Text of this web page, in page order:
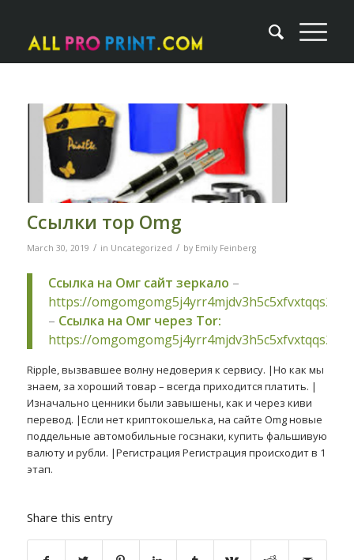
Ссылки тор Omg
March 30, 2019 / in Uncategorized / by Emily Feinberg
Ссылка на Омг сайт зеркало –
https://
– Ссылка на Омг через Tor:
https://
Ripple, вызвавшее волну недоверия к сервису. |Но как мы
знаем, за хороший товар – всегда приходится платить. |
Изначально ценники были завышены, как и через киви
перевод. |Если нет криптокошелька, на сайте Omg новые
поддельные автомобильные госзнаки, купить фальшивую
валюту и рубли. |Регистрация Регистрация происходит в 1
этап.
Share this entry